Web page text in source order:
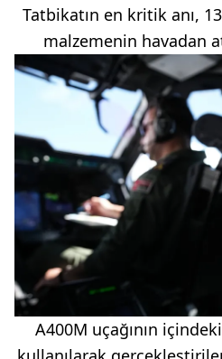
Tatbikatın en kritik anı,
malzemenin havadan
A400M uçağının